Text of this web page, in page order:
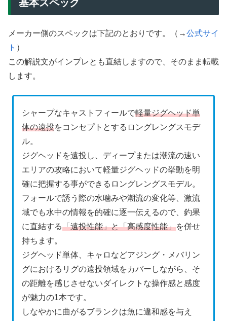
基本スペック
メーカー側のスペックは下記のとおりです。（→公式サイ
ト ）
この解説文がインプレとも直結しますので、そのまま転載
します。
シャープなキャストフィールで軽量ジグヘッド単
体の遠投をコンセプトとするロングレングスモデ
ル。
ジグヘッドを遠投し、ディープまたは潮流の速い
エリアの攻略において軽量ジグヘッドの挙動を明
確に把握する事ができるロングレングスモデル。
フォールで誘う際の水噛みや潮流の変化等、激流
域でも水中の情報を的確に逐一伝えるので、釣果
に直結する「遠投性能」と「高感度性能」を併せ
持ちます。
ジグヘッド単体、キャロなどアジング・メバリン
グにおけるリグの遠投領域をカバーしながら、そ
の距離を感じさせないダイレクトな操作感と感度
が魅力の1本です。
しなやかに曲がるブランクは魚に違和感を与え